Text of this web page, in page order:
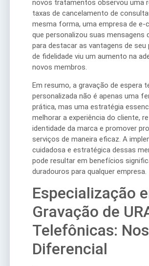
novos tratamentos observou uma
taxas de cancelamento de
mesma forma, uma empresa de e-
que personalizou suas mensagens
para destacar as vantagens de seu
de fidelidade viu um aumento na
novos membros.
Em resumo, a gravação de espera
personalizada não é apenas uma
prática, mas uma estratégia
melhorar a experiência do cliente,
identidade da marca e promover
serviços de maneira eficaz. A
cuidadosa e estratégica dessas
pode resultar em benefícios
duradouros para qualquer empresa.
Especialização
Gravação de
Telefônicas:
Diferencial